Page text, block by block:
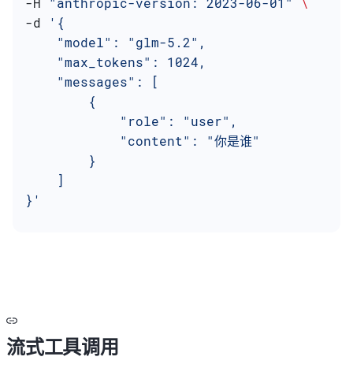
-d
'{
    "model": "glm-5.2",
    "max_tokens": 1024,
    "messages": [
        {
            "role": "user",
            "content": "你是谁"
        }
    ]
}'
流式工具调用